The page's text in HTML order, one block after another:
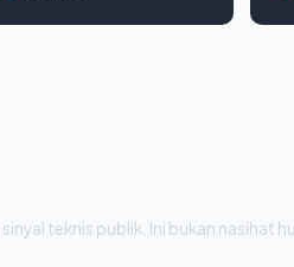
teknis publik. Ini bukan nasihat